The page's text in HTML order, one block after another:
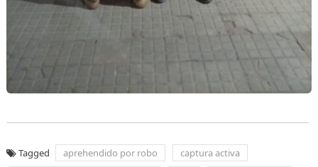
Tagged aprehendido por robo
captura activa